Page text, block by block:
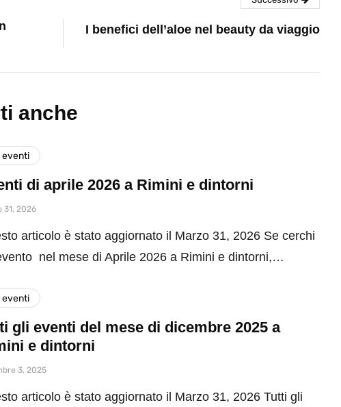
I benefici dell’aloe nel beauty da viaggio
anche
eventi
di aprile 2026 a Rimini e dintorni
31, 2026
articolo è stato aggiornato il Marzo 31, 2026 Se cerchi
nel mese di Aprile 2026 a Rimini e dintorni,…
eventi
gli eventi del mese di dicembre 2025 a
e dintorni
3, 2025
articolo è stato aggiornato il Marzo 31, 2026 Tutti gli